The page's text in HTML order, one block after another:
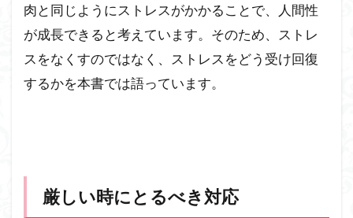
肉と同じようにストレスがかかることで、人間性
が成長できると考えています。そのため、ストレ
スをなくすのではなく、ストレスをどう受け回復
するかを本書では語っています。
厳しい時にとるべき対応